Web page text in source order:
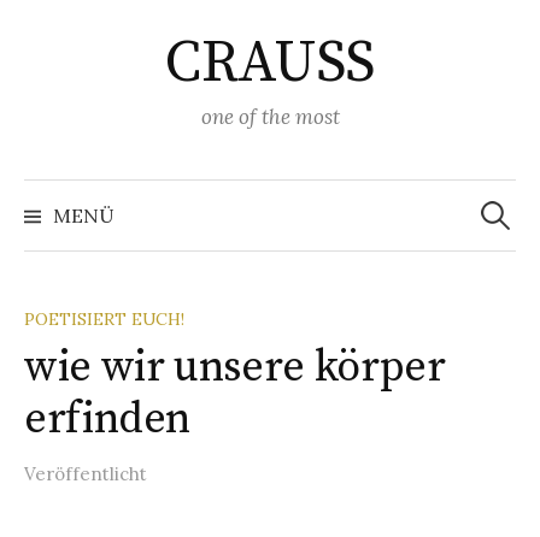
CRAUSS
one of the most
MENÜ
Suchen
nach:
POETISIERT EUCH!
wie wir unsere körper
erfinden
Veröffentlicht